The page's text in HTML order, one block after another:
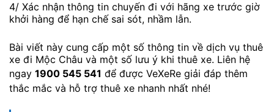
4/ Xác nhận thông tin chuyến đi với hãng xe trước giờ
khởi hàng để hạn chế sai sót, nhầm lẫn.
Bài viết này cung cấp một số thông tin về dịch vụ thuê
xe đi Mộc Châu và một số lưu ý khi thuê xe. Liên hệ
ngay 1900 545 541 để được VeXeRe giải đáp thêm
thắc mắc và hỗ trợ thuê xe nhanh nhất nhé!